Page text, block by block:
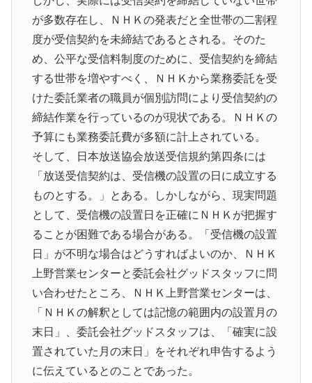
が多数存在し、ＮＨＫの発表だと全世帯の二割程
度が受信契約を未締結であるとされる。そのた
め、公平な受信料制度のために、受信契約を締結
する世帯を増やすべく、ＮＨＫから業務委託を受
けた委託業者の職員が個別訪問により受信契約の
締結作業を行っているのが現状である。ＮＨＫの
予算にも業務委託費が多額に計上されている。
そして、日本放送協会放送受信規約第四条には
「放送受信契約は、受信機の設置の日に成立する
ものとする。」とある。しかしながら、現実問題
として、受信機の設置日を正確にＮＨＫが把握す
ることが困難である場合がある。「受信機の設置
日」が不明な場合はどうすればよいのか、ＮＨＫ
上野営業センターと委託会社グッドスタッフに問
い合わせたところ、ＮＨＫ上野営業センターは、
「ＮＨＫの解釈としては記憶の範囲内の設置月の
末日」、委託会社グッドスタッフは、「確実に設
置されていた月の末日」をそれぞれ申告するよう
に伝えているとのことであった。